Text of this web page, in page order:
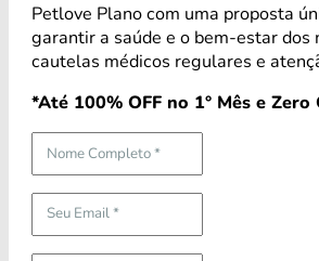
Petlove Plano com uma proposta
garantir a saúde e o bem-estar dos
cautelas médicos regulares e
*Até 100% OFF no 1° Mês e